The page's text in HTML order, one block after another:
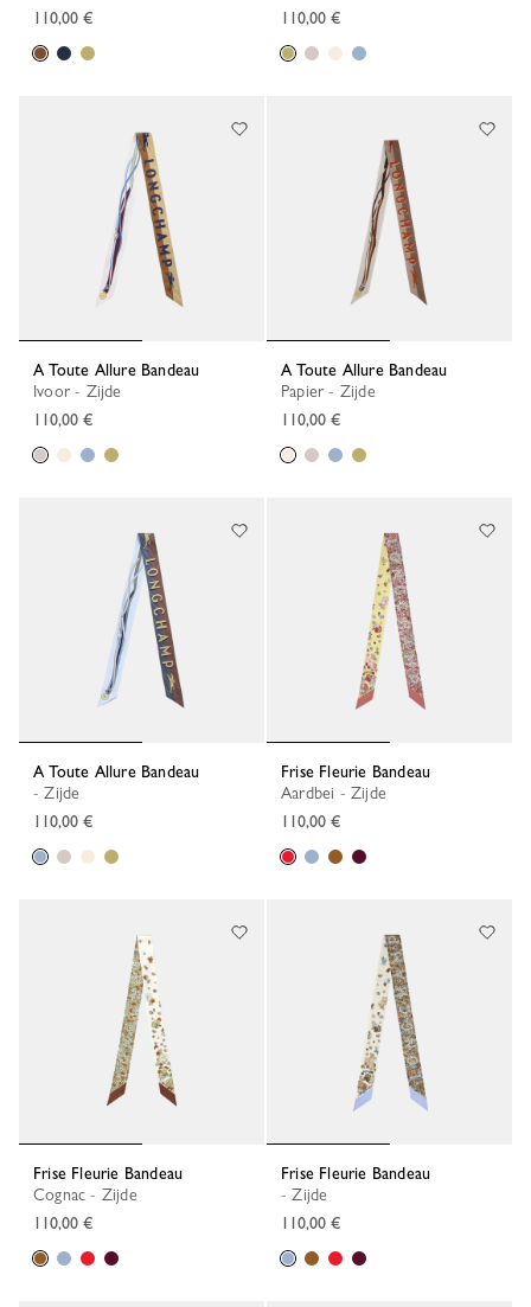
110,00 €
110,00 €
A Toute Allure Bandeau
Ivoor - Zijde
110,00 €
A Toute Allure Bandeau
Papier - Zijde
110,00 €
A Toute Allure Bandeau
- Zijde
110,00 €
Frise Fleurie Bandeau
Aardbei - Zijde
110,00 €
Frise Fleurie Bandeau
Cognac - Zijde
110,00 €
Frise Fleurie Bandeau
- Zijde
110,00 €